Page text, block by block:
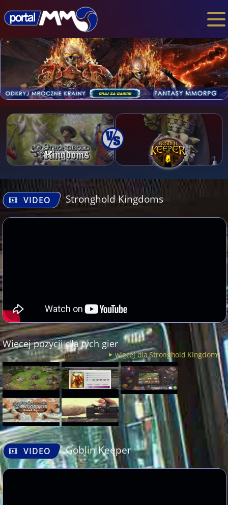
VIDEO Stronghold Kingdoms
Więcej pozycji dla tych gier
więcej dla Stronghold Kingdoms
VIDEO Goblin Keeper